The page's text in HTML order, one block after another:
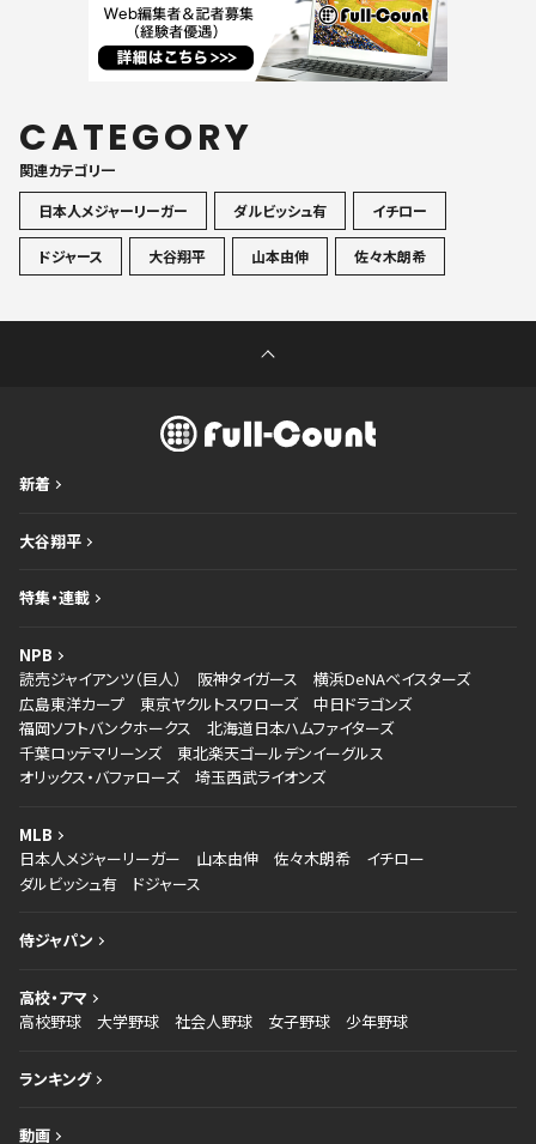
CATEGORY
関連カテゴリ一
日本人メジャーリーガー
ダルビッシュ有 イチロー
ドジャース 大谷翔平 山本由伸 佐々木朗希
新着
大谷翔平
特集・連載
NPB
読売ジャイアンツ（巨人）
阪神タイガース
横浜DeNAベイスターズ
広島東洋カープ
東京ヤクルトスワローズ
中日ドラゴンズ
福岡ソフトバンクホークス
北海道日本ハムファイターズ
千葉ロッテマリーンズ
東北楽天ゴールデンイーグルス
オリックス・バファローズ
埼玉西武ライオンズ
MLB
日本人メジャーリーガー
山本由伸 佐々木朗希
イチロー
ダルビッシュ有
ドジャース
侍ジャパン
高校・アマ
高校野球
大学野球 社会人野球 女子野球 少年野球
ランキング
動画